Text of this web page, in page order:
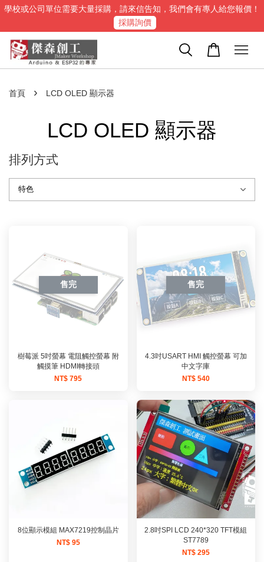
學校或公司單位需要大量採購，請來信告知，我們會有專人給您報價！
採購詢價
首頁 › LCD OLED 顯示器
LCD OLED 顯示器
排列方式
售完
樹莓派 5吋螢幕 電阻觸控螢幕 附
觸摸筆 HDMI轉接頭
NT$ 795
售完
4.3吋USART HMI 觸控螢幕 可加
中文字庫
NT$ 540
8位顯示模組 MAX7219控制晶片
NT$ 95
2.8吋SPI LCD 240*320 TFT模組
ST7789
NT$ 295